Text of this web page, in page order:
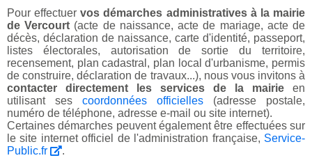
Pour effectuervos démarches administratives à la mairie
de Vercourt (acte de naissance, acte de mariage, acte de
décès, déclaration de naissance, carte d'identité, passeport,
listes électorales, autorisation de sortie du territoire,
recensement, plan cadastral, plan local d'urbanisme, permis
de construire, déclaration de travaux...), nous vous invitons à
contacter directement les services de la mairie en
utilisant ses coordonnées officielles (adresse postale,
numéro de téléphone, adresse e-mail ou site internet).
Certaines démarches peuvent également être effectuées sur
le site internet officiel de l'administration française, Service-
Public.fr
.